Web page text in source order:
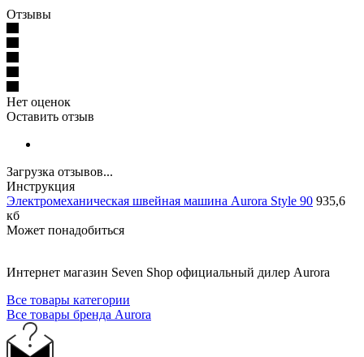
Отзывы
Нет оценок
Оставить отзыв
Загрузка отзывов...
Инструкция
Электромеханическая швейная машина Aurora Style 90 935,6
кб
Может понадобиться
Интернет магазин Seven Shop официальный дилер Aurora
Все товары категории
Все товары бренда Aurora